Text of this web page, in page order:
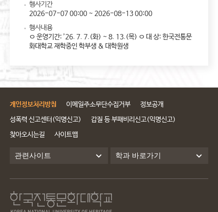
행사기간
2026-07-07 00:00 ~ 2026-08-13 00:00
행사내용
ㅇ 운영기간: ’26. 7. 7.(화) ~ 8. 13.(목) ㅇ 대 상: 한국전통문
화대학교 재학중인 학부생 & 대학원생
개인정보처리방침 이메일주소무단수집거부
정보공개
성폭력 신고센터(익명신고)
갑질 등 부패비리신고(익명신고)
찾아오시는길
사이트맵
관련사이트 학과 바로가기